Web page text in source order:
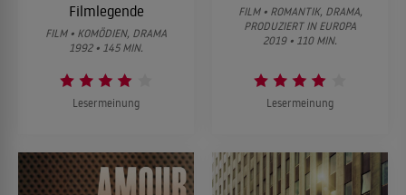
Filmlegende
FILM • KOMÖDIEN, DRAMA
1992 • 145 MIN.
Lesermeinung
FILM • ROMANTIK, DRAMA,
PRODUZIERT IN EUROPA
2019 • 110 MIN.
Lesermeinung